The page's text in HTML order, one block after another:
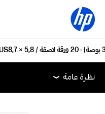
نظرة عامة
الدعم
نظرة عامة